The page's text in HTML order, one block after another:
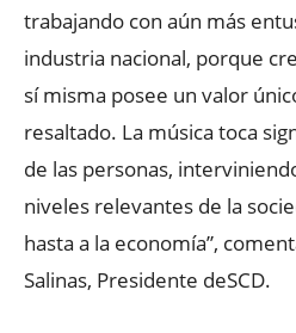
trabajando con aún más
industria nacional, porque
sí misma posee un valor
resaltado. La música toca
de las personas,
niveles relevantes de la
hasta a la economía”,
Salinas, Presidente deSCD.